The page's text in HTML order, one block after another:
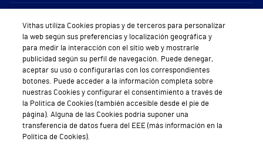
Sobre Vithas
Quiénes somos
Trabajar en Vithas
Teléfono Cita Médica
Teléfono Atención al Cliente
Política de seguridad y salud en el trabajo
Vithas utiliza Cookies propias y de terceros para personalizar
la web según sus preferencias y localización geográfica y
para medir la interacción con el sitio web y mostrarle
publicidad según su perfil de navegación. Puede denegar,
aceptar su uso o configurarlas con los correspondientes
botones. Puede acceder a la información completa sobre
nuestras Cookies y configurar el consentimiento a través de
la Política de Cookies (también accesible desde el pie de
página). Alguna de las Cookies podría suponer una
transferencia de datos fuera del EEE (más información en la
Política de Cookies).